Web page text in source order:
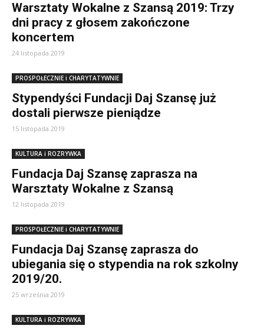
Warsztaty Wokalne z Szansą 2019: Trzy
dni pracy z głosem zakończone
koncertem
24 listopada 2019
PROSPOŁECZNIE i CHARYTATYWNIE
Stypendyści Fundacji Daj Szansę już
dostali pierwsze pieniądze
15 listopada 2019
KULTURA i ROZRYWKA
Fundacja Daj Szansę zaprasza na
Warsztaty Wokalne z Szansą
12 listopada 2019
PROSPOŁECZNIE i CHARYTATYWNIE
Fundacja Daj Szansę zaprasza do
ubiegania się o stypendia na rok szkolny
2019/20.
25 września 2019
KULTURA i ROZRYWKA